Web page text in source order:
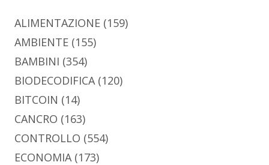
ALIMENTAZIONE (159)
AMBIENTE (155)
BAMBINI (354)
BIODECODIFICA(120)
BITCOIN (14)
CANCRO (163)
CONTROLLO (554)
ECONOMIA(173)